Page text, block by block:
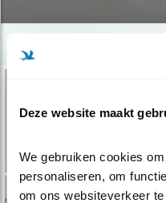
Deze website maakt
We gebruiken cookies
personaliseren, om
om ons websiteverkeer